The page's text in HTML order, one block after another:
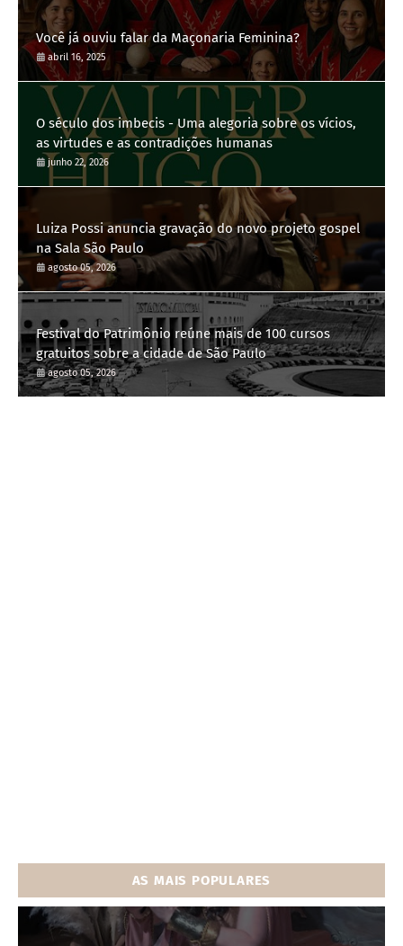
Você já ouviu falar da Maçonaria Feminina?
abril 16, 2025
O século dos imbecis - Uma alegoria sobre os vícios,
as virtudes e as contradições humanas
junho 22, 2026
Luiza Possi anuncia gravação do novo projeto gospel
na Sala São Paulo
agosto 05, 2026
Festival do Patrimônio reúne mais de 100 cursos
gratuitos sobre a cidade de São Paulo
agosto 05, 2026
AS MAIS POPULARES